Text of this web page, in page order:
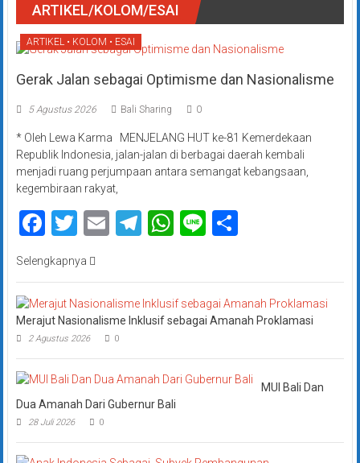
ARTIKEL/KOLOM/ESAI
ARTIKEL • KOLOM • ESAI
Gerak Jalan sebagai Optimisme dan Nasionalisme
5 Agustus 2026 Bali Sharing 0
* Oleh Lewa Karma MENJELANG HUT ke-81 Kemerdekaan
Republik Indonesia, jalan-jalan di berbagai daerah kembali
menjadi ruang perjumpaan antara semangat kebangsaan,
kegembiraan rakyat,
Facebook
Twitter
EmailTelegram
WhatsApp
LineShare
Selengkapnya
Merajut Nasionalisme Inklusif sebagai Amanah Proklamasi
2 Agustus 2026 0
MUI Bali Dan
Dua Amanah Dari Gubernur Bali
28 Juli 2026 0